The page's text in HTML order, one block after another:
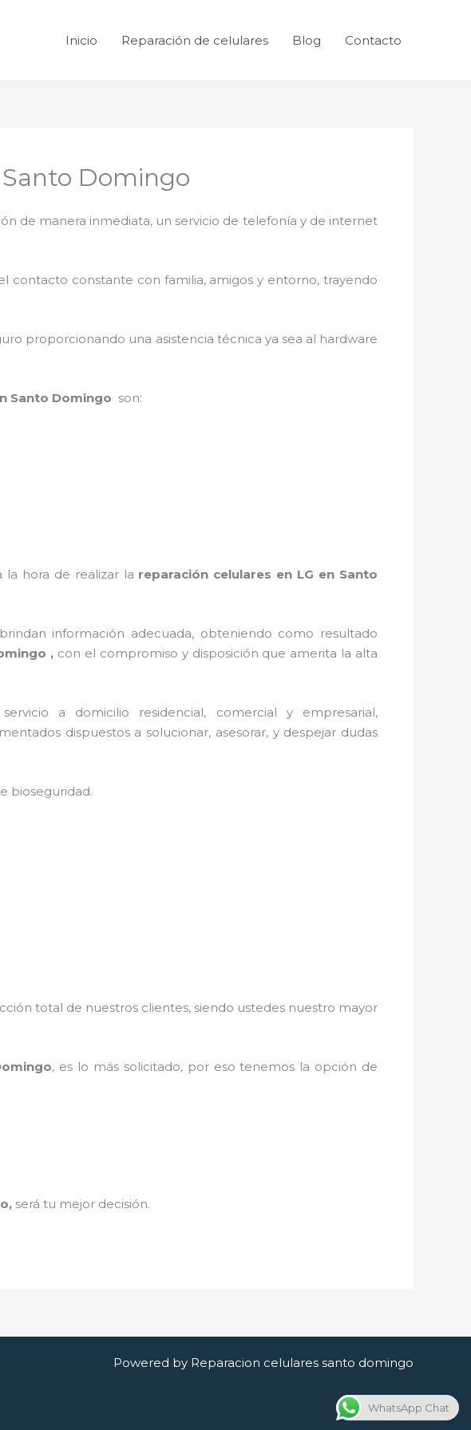
Inicio Reparación de celulares Blog Contacto
Domingo
de manera inmediata, un servicio de telefonía y de internet
contacto constante con familia, amigos y entorno, trayendo
proporcionando una asistencia técnica ya sea al hardware
Santo Domingo son:
la hora de realizar la reparación celulares en LG en Santo
información adecuada, obteniendo como resultado
, con el compromiso y disposición que amerita la alta
a domicilio residencial, comercial y empresarial,
dispuestos a solucionar, asesorar, y despejar dudas
bioseguridad.
total de nuestros clientes, siendo ustedes nuestro mayor
, es lo más solicitado, por eso tenemos la opción de
será tu mejor decisión.
Powered by Reparacion celulares santo domingo
WhatsApp Chat